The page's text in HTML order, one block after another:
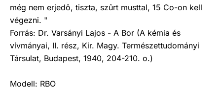
még nem erjedô, tiszta, szûrt musttal, 15 Co-on kell
végezni. "
Forrás: Dr. Varsányi Lajos - A Bor (A kémia és
vívmányai, II. rész, Kir. Magy. Természettudományi
Társulat, Budapest, 1940, 204-210. o.)
Modell: RBO